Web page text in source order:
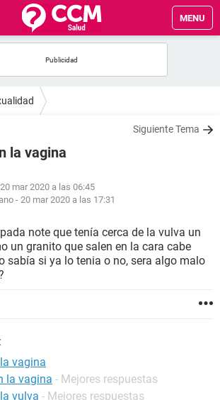
MENU
Siguiente Tema
la vagina
mar 2020 a las 06:45
-20 mar 2020 a las 17:31
note que tenía cerca de la vulva un
un granito que salen en la cara cabe
sabía si ya lo tenia o no, sera algo malo
vagina
la vagina - Mejores respuestas
vulva - Mejores respuestas